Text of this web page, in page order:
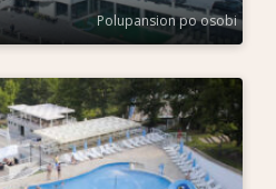
Polupansion po osobi